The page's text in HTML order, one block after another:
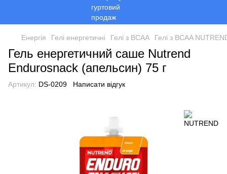
Енергія Гелі енергетичні Гелі з BCAA Гелі з BCAA
Гель енергетичний саше Nutrend
Endurosnack (апельсин) 75 г
Артикул: DS-0209 Написати відгук